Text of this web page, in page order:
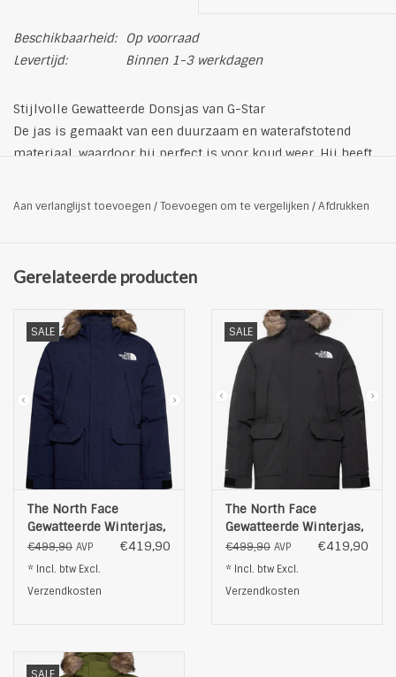
Beschikbaarheid:
Op voorraad
Levertijd:
Binnen 1-3 werkdagen
Stijlvolle Gewatteerde Donsjas van G-Star
De jas is gemaakt van een duurzaam en waterafstotend
materiaal, waardoor hij perfect is voor koud weer. Hij heeft
Buitenmateriaal: - 50% polyester - 50% polyester (sorona)
Vulling: 100% polyester
Fijnwas op max. 30˚C
Was niet met bleekmiddel
Droogautomaat op lage instelling of max. 60˚C.
Strijken op een maximale temperatuur van 110°C
Kleur: olijvegroen
Aan verlanglijst toevoegen /Toevoegen om te vergelijken /Afdrukken
Gerelateerde producten
SALE
The North Face
Gewatteerde Winterjas,
blauw
€499,90 AVP €419,90
* Incl. btw Excl.
Verzendkosten
SALE
The North Face
Gewatteerde Winterjas,
zwart
€499,90 AVP €419,90
* Incl. btw Excl.
Verzendkosten
SALE